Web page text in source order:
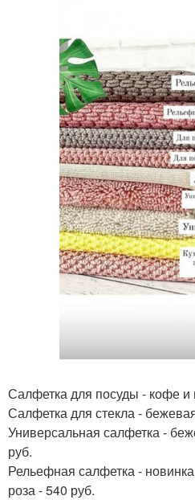
Салфетка для посуды - кофе и
Салфетка для стекла -
Универсальная салфетка -
руб.
Рельефная салфетка -
роза - 540 руб.